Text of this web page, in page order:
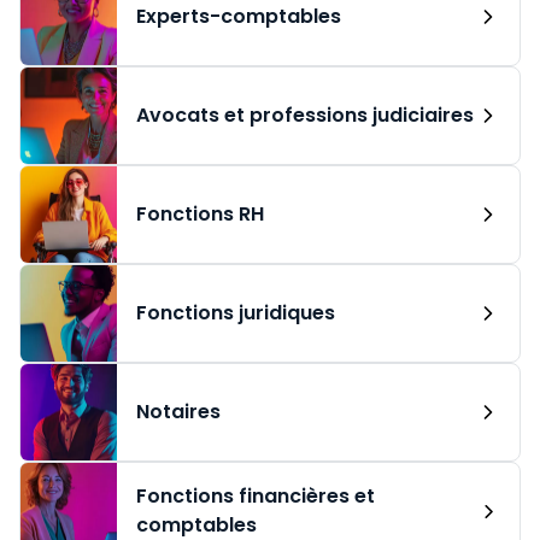
Experts-comptables
Avocats et professions judiciaires
Fonctions RH
Fonctions juridiques
Notaires
Fonctions financières et
comptables